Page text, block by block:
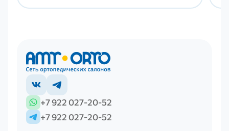
+7 922 027-20-52
+7 922 027-20-52